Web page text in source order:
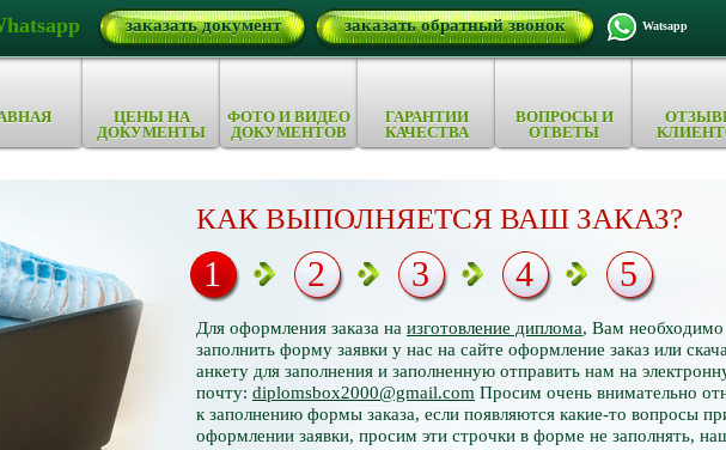
заказать документ заказать обратный звонок Watsapp
ЦЕНЫ НА
ДОКУМЕНТЫ
ФОТО И ВИДЕО
ДОКУМЕНТОВ
ГАРАНТИИ
КАЧЕСТВА
ВОПРОСЫ И
ОТВЕТЫ
КАК ВЫПОЛНЯЕТСЯ ВАШ ЗАКАЗ?
Для оформления заказа на изготовление диплома, Вам необходимо
заполнить форму заявки у нас на сайте оформление заказ или
анкету для заполнения и заполненную отправить нам на
почту: diplomsbox2000@gmail.com Просим очень внимательно
к заполнению формы заказа, если появляются какие-то вопросы
оформлении заявки, просим эти строчки в форме не заполнять,
1 2 3 4 5